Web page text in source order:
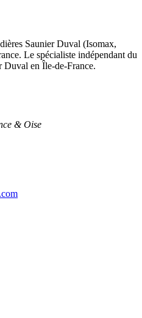
Saunier Duval (Isomax,
Le spécialiste indépendant du
Duval en Île-de-France.
& Oise